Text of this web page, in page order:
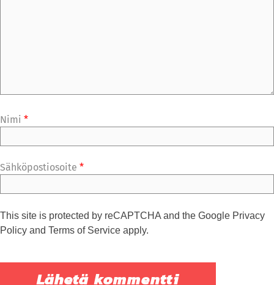
Nimi *
Sähköpostiosoite *
This site is protected by reCAPTCHA and the Google Privacy
Policy and Terms of Service apply.